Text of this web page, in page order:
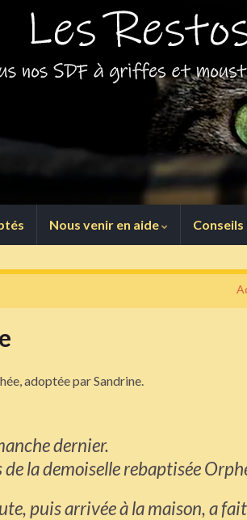
Nous venir en aide Conseils
adoptée par Sandrine.
dernier.
la demoiselle rebaptisée
puis arrivée à la maison, a